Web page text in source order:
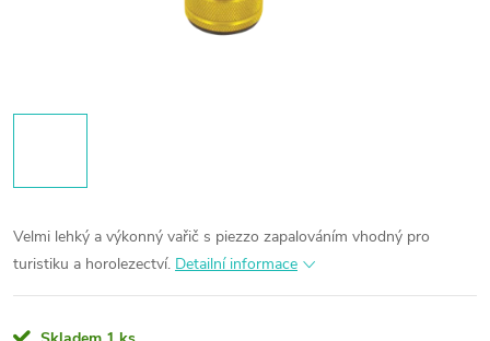
Velmi lehký a výkonný vařič s piezzo zapalováním vhodný pro
turistiku a horolezectví. Detailní informace